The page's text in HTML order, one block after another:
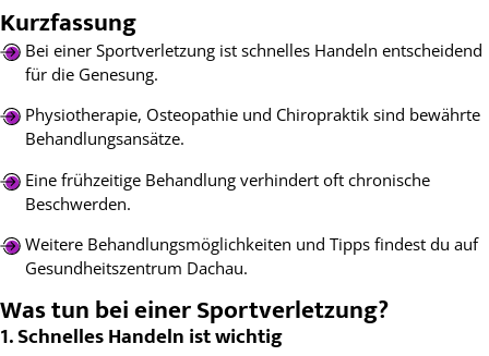
Kurzfassung
Bei einer Sportverletzung ist schnelles Handeln entscheidend
für die Genesung.
Physiotherapie, Osteopathie und Chiropraktik sind bewährte
Behandlungsansätze.
Eine frühzeitige Behandlung verhindert oft chronische
Beschwerden.
Weitere Behandlungsmöglichkeiten und Tipps findest du auf
Gesundheitszentrum Dachau.
Was tun bei einer Sportverletzung?
1. Schnelles Handeln ist wichtig